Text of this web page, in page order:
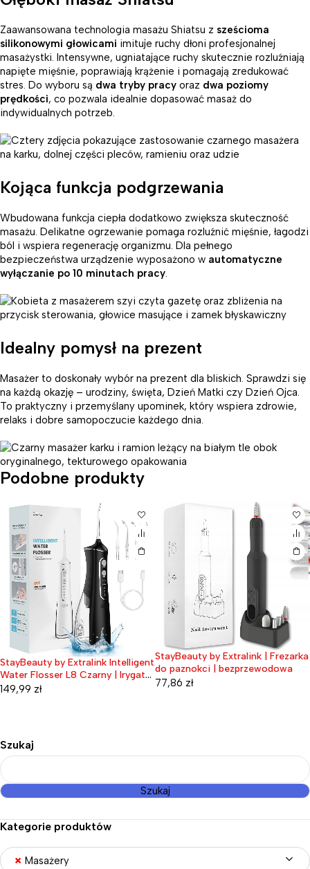
Zaawansowana technologia masażu Shiatsu z sześcioma
silikonowymi głowicami imituje ruchy dłoni profesjonalnej
masażystki. Intensywne, ugniatające ruchy skutecznie rozluźniają
napięte mięśnie, poprawiają krążenie i pomagają zredukować
stres. Do wyboru są dwa tryby pracy oraz dwa poziomy
prędkości, co pozwala idealnie dopasować masaż do
indywidualnych potrzeb.
Kojąca funkcja podgrzewania
Wbudowana funkcja ciepła dodatkowo zwiększa skuteczność
masażu. Delikatne ogrzewanie pomaga rozluźnić mięśnie, łagodzi
ból i wspiera regenerację organizmu. Dla pełnego
bezpieczeństwa urządzenie wyposażono w automatyczne
wyłączanie po 10 minutach pracy.
Idealny pomysł na prezent
Masażer to doskonały wybór na prezent dla bliskich. Sprawdzi się
na każdą okazję – urodziny, święta, Dzień Matki czy Dzień Ojca.
To praktyczny i przemyślany upominek, który wspiera zdrowie,
relaks i dobre samopoczucie każdego dnia.
Podobne produkty
StayBeauty by Extralink Intelligent
Water Flosser L8 Czarny | Irygator
| 2000mAh, IPX7
149,99 zł
StayBeauty by Extralink | Frezarka
do paznokci | bezprzewodowa
77,86 zł
Szukaj
Szukaj
Kategorie produktów
× Masażery